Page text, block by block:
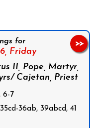
for
Friday
II, Pope, Martyr,
Cajetan, Priest
6-7
36ab, 39abcd, 41
>>